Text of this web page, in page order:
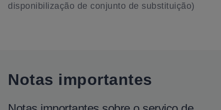
disponibilização de conjunto de substituição)
Notas importantes